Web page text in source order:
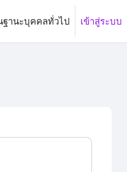
ฐานะบุคคลทั่วไป เข้าสู่ระบบ